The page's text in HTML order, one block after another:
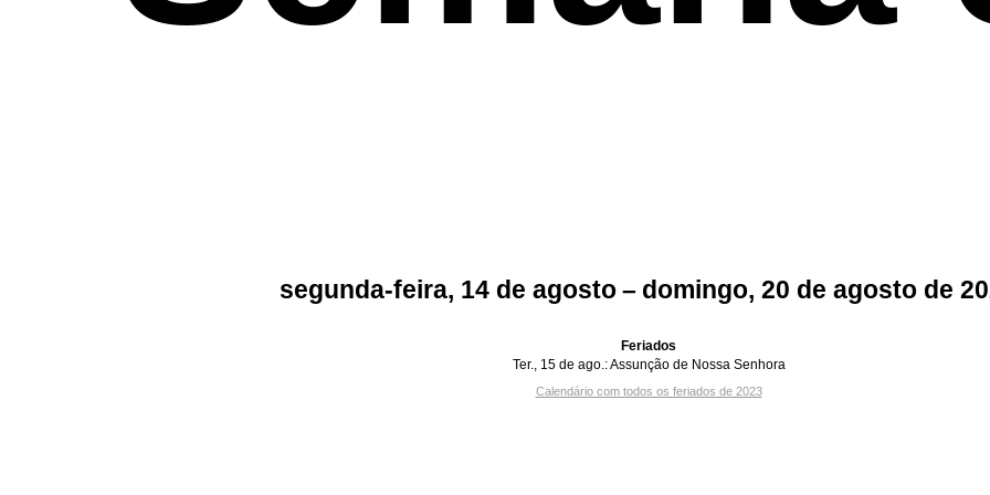
segunda-feira, 14 de agosto – domingo, 20 de agosto de
Feriados
Ter., 15 de ago.:Assunção de Nossa Senhora
Calendário com todos os feriados de 2023